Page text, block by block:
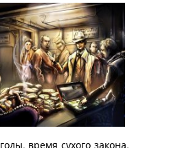
время сухого закона,